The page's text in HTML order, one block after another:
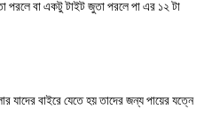
পরলে বা একটু টাইট জুতা পরলে পা এর ১২ টা
যাদের বাইরে যেতে হয় তাদের জন্য পায়ের যত্নে